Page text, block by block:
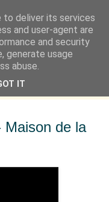
mais shush shush,
de peau. « Soyez
pris. » Oscar Wilde
Maison de la
to deliver its services
and user-agent are
and security
generate usage
abuse.
IT